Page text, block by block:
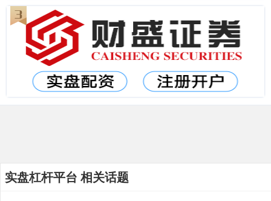
实盘杠杆平台 相关话题